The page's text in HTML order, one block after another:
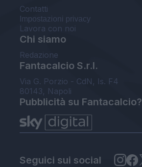
Contatti
Impostazioni privacy
Lavora con noi
Chi siamo
Redazione
Fantacalcio S.r.l.
Via G. Porzio - CdN, Is. F4
80143, Napoli
Pubblicità su Fantacalcio?
Seguici sui social